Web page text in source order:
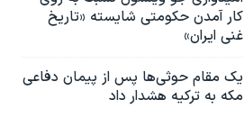
کار آمدن حکومتی شایسته «تاریخ
غنی ایران»
یک مقام حوثی‌ها پس از پیمان دفاعی
مکه به ترکیه هشدار داد